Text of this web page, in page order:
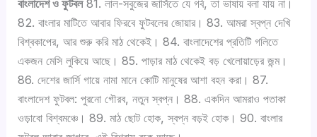
বাংলাদেশ ও ফুটবল81. লাল-সবুজের জার্সিতে যে গর্ব, তা ভাষায় বলা যায় না।
82. বাংলার মাটিতে আবার ফিরবে ফুটবলের জোয়ার। 83. আমরা স্বপ্ন দেখি
বিশ্বকাপের, আর শুরু করি মাঠ থেকেই। 84. বাংলাদেশের প্রতিটি গলিতে
একজন মেসি লুকিয়ে আছে। 85. পাড়ার মাঠ থেকেই বড় খেলোয়াড়ের জন্ম।
86. দেশের জার্সি গায়ে নামা মানে কোটি মানুষের আশা বহন করা। 87.
বাংলাদেশ ফুটবল: পুরনো গৌরব, নতুন স্বপ্ন। 88. একদিন আমরাও পতাকা
ওড়াবো বিশ্বমঞ্চে। 89. মাঠ ছোট হোক, স্বপ্ন বড়ই হোক। 90. বাংলার